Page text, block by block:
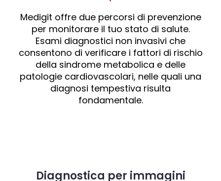
Medigit offre due percorsi di prevenzione
per monitorare il tuo stato di salute.
Esami diagnostici non invasivi che
consentono di verificare i fattori di rischio
della sindrome metabolica e delle
patologie cardiovascolari, nelle quali una
diagnosi tempestiva risulta
fondamentale.
Diagnostica per immagini